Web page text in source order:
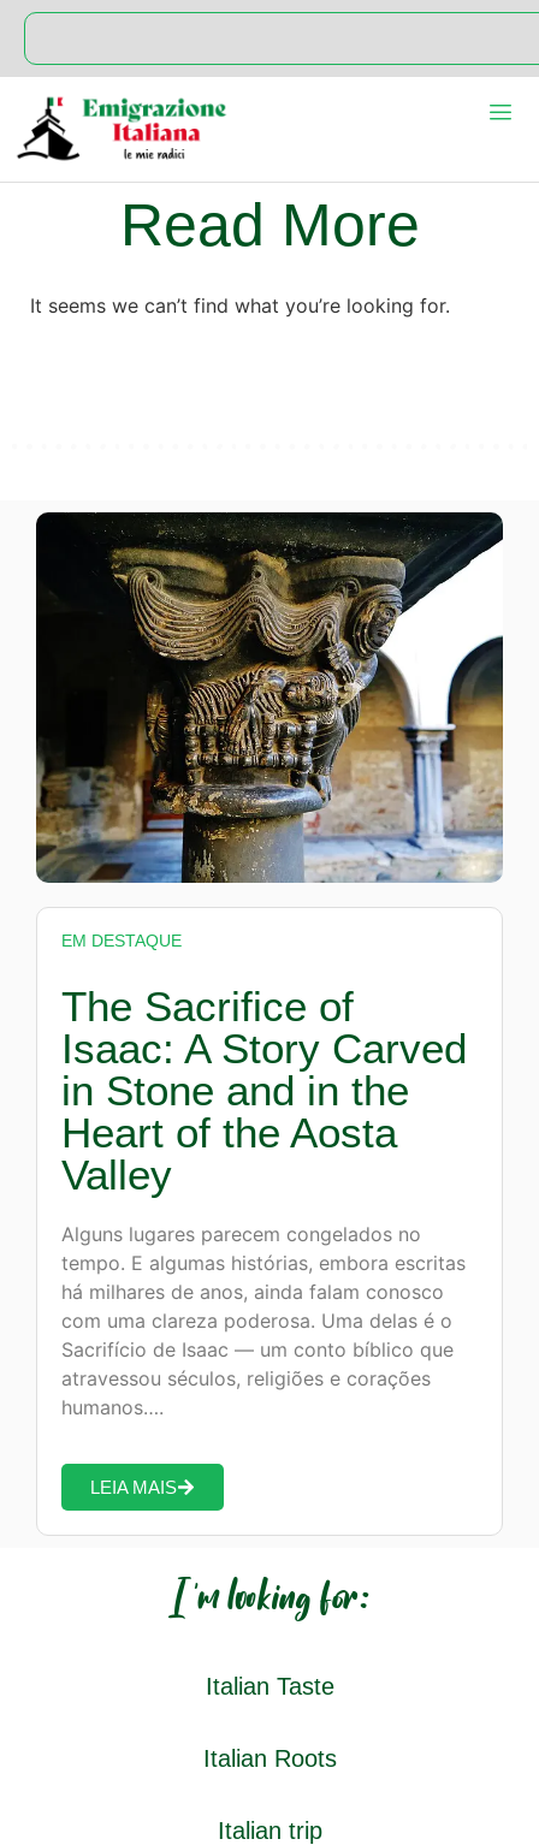
Read More
It seems we can’t find what you’re looking for.
EM DESTAQUE
The Sacrifice of
Isaac: A Story Carved
in Stone and in the
Heart of the Aosta
Valley
Alguns lugares parecem congelados no
tempo. E algumas histórias, embora escritas
há milhares de anos, ainda falam conosco
com uma clareza poderosa. Uma delas é o
Sacrifício de Isaac — um conto bíblico que
atravessou séculos, religiões e corações
humanos….
LEIA MAIS
I'm looking for:
Italian Taste
Italian Roots
Italian trip